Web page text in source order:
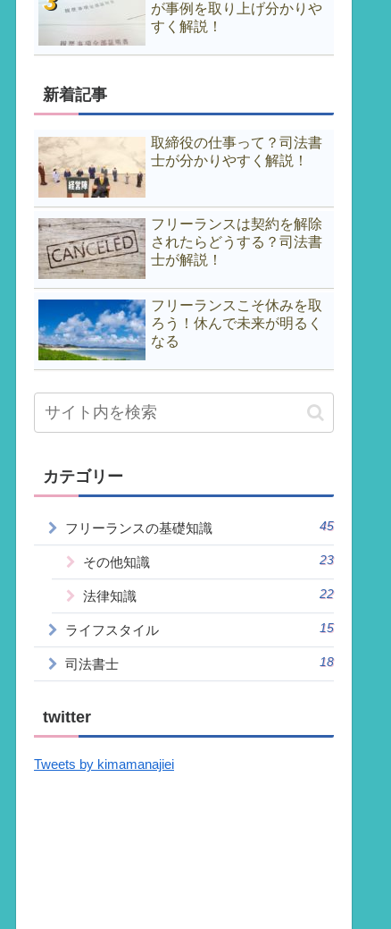
が事例を取り上げ分かりや
すく解説！
新着記事
取締役の仕事って？司法書
士が分かりやすく解説！
フリーランスは契約を解除
されたらどうする？司法書
士が解説！
フリーランスこそ休みを取
ろう！休んで未来が明るく
なる
カテゴリー
フリーランスの基礎知識 45
その他知識 23
法律知識 22
ライフスタイル 15
司法書士 18
twitter
Tweets by kimamanajiei